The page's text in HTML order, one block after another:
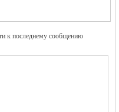
к последнему сообщению